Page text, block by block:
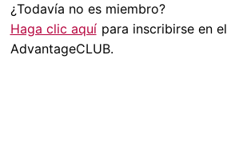
¿Todavía no es miembro?
Haga clic aquí para inscribirse en el
AdvantageCLUB.